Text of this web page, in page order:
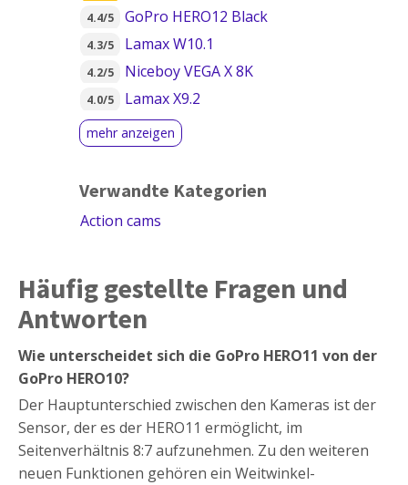
4.4/5 GoPro HERO12 Black
4.3/5 Lamax W10.1
4.2/5 Niceboy VEGA X 8K
4.0/5 Lamax X9.2
Verwandte Kategorien
Action cams
Häufig gestellte Fragen und
Antworten
Wie unterscheidet sich die GoPro HERO11 von der
GoPro HERO10?
Der Hauptunterschied zwischen den Kameras ist der
Sensor, der es der HERO11 ermöglicht, im
Seitenverhältnis 8:7 aufzunehmen. Zu den weiteren
neuen Funktionen gehören ein Weitwinkel-